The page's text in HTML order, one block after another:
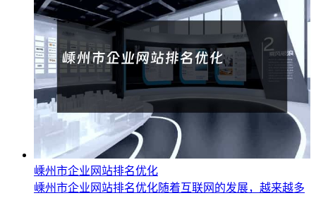
嵊州市企业网站排名优化
嵊州市企业网站排名优化随着互联网的发展，越来越多